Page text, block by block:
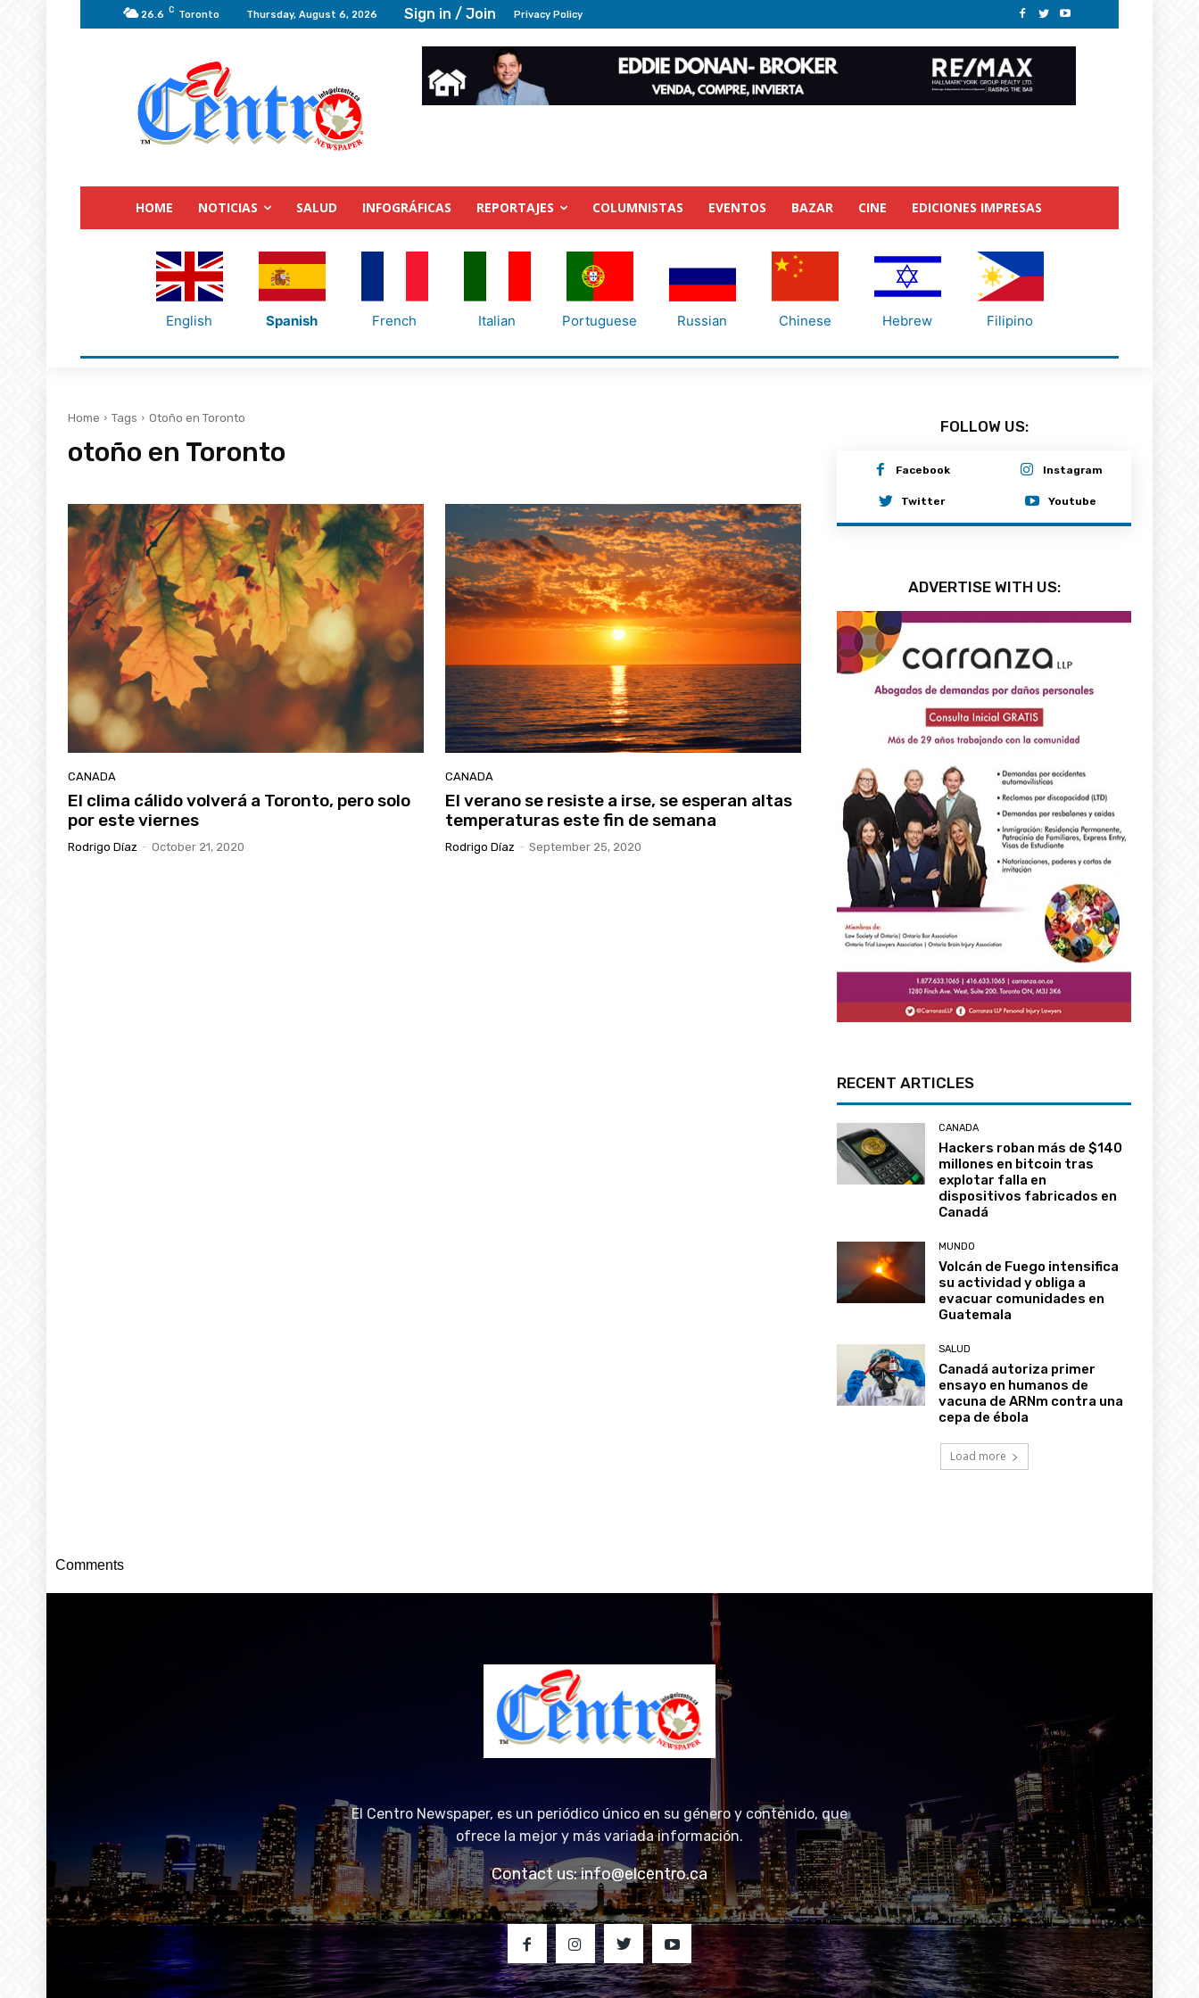
26.6 C Toronto Thursday, August 6, 2026 Sign in / Join Privacy Policy
HOME NOTICIAS SALUD INFOGRÁFICAS REPORTAJES COLUMNISTAS EVENTOS BAZAR CINE EDICIONES IMPRESAS
English Spanish French Italian Portuguese Russian Chinese Hebrew Filipino
Home Tags Otoño en Toronto
otoño en Toronto
CANADA
El clima cálido volverá a Toronto, pero solo
por este viernes
Rodrigo Díaz - October 21, 2020
CANADA
El verano se resiste a irse, se esperan altas
temperaturas este fin de semana
Rodrigo Díaz - September 25, 2020
FOLLOW US:
Facebook Instagram
Twitter Youtube
ADVERTISE WITH US:
millones en bitcoin tras
explotar falla en
dispositivos fabricados en
Canadá
su actividad y obliga a
evacuar comunidades en
Guatemala
ensayo en humanos de
vacuna de ARNm contra una
cepa de ébola
Load more
El Centro Newspaper, es un periódico único en su género y contenido, que
ofrece la mejor y más variada información.
Contact us:info@elcentro.ca